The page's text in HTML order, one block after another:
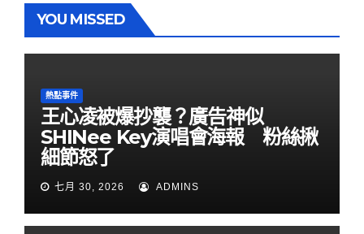
YOU MISSED
熱點事件
王心凌被爆抄襲？廣告神似
SHINee Key演唱會海報 粉絲揪
細節怒了
七月 30, 2026 ADMINS